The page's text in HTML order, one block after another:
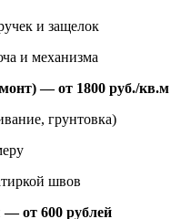
и защелок
и механизма
— от 1800 руб./кв.м
грунтовка)
швов
— от 600 рублей